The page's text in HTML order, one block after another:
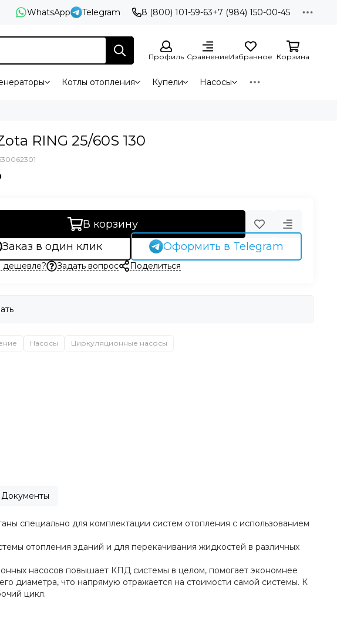
WhatsApp Telegram 8 (800) 101-59-63+7 (984) 150-00-45
Профиль СравнениеИзбранное Корзина
Котлы отопления Купели Насосы
RING 25/60S 130
В корзину
Заказ в один клик
Оформить в Telegram
Задать вопрос Поделиться
Насосы Циркуляционные насосы
Документы
специально для комплектации систем отопления с использованием
отопления зданий и для перекачивания жидкостей в различных
насосов повышает КПД системы в целом, помогает экономнее
диаметра, что напрямую отражается на стоимости самой системы. К
цикл.